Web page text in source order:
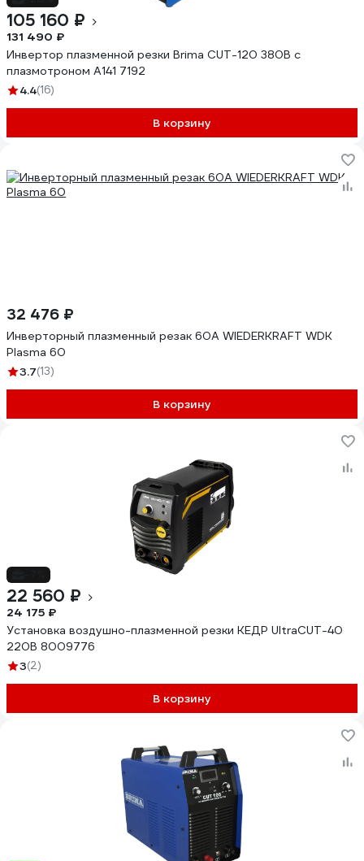
105 160 ₽
131 490 ₽
Инвертор плазменной резки Brima CUT-120 380В с
плазмотроном А141 7192
4.4(16)
В корзину
32 476 ₽
Инверторный плазменный резак 60A WIEDERKRAFT WDK
Plasma 60
3.7(13)
В корзину
22 560 ₽
24 175 ₽
Установка воздушно-плазменной резки КЕДР UltraCUT-40
220В 8009776
3(2)
В корзину